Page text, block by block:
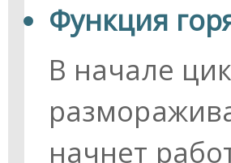
Функция
В начале
начнет